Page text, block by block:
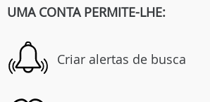
UMA CONTA PERMITE-LHE:
Criar alertas de busca